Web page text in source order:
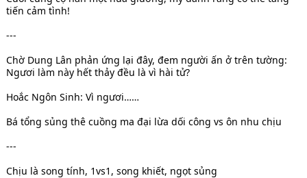
tiến cảm tình!
---
Chờ Dung Lân phản ứng lại đây, đem người ấn ở trên tường:
Ngươi làm này hết thảy đều là vì hài tử?
Hoắc Ngôn Sinh: Vì ngươi……
Bá tổng sủng thê cuồng ma đại lừa dối công vs ôn nhu chịu
---
Chịu là song tính, 1vs1, song khiết, ngọt sủng